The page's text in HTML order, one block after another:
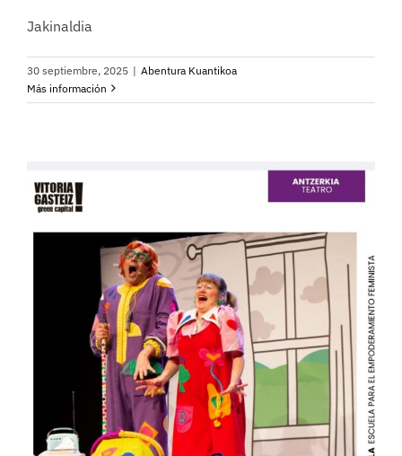
Jakinaldia
30 septiembre, 2025 | Abentura Kuantikoa
Más información